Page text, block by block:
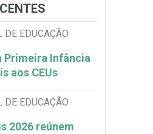
EDUCAÇÃO
Primeira Infância
aos CEUs
EDUCAÇÃO
2026 reúnem